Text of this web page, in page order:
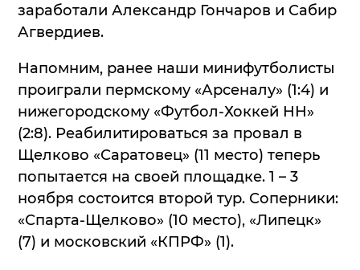
заработали Александр Гончаров и Сабир
Агвердиев.
Напомним, ранее наши минифутболисты
проиграли пермскому «Арсеналу» (1:4) и
нижегородскому «Футбол-Хоккей НН»
(2:8). Реабилитироваться за провал в
Щелково «Саратовец» (11 место) теперь
попытается на своей площадке. 1 – 3
ноября состоится второй тур. Соперники:
«Спарта-Щелково» (10 место), «Липецк»
(7) и московский «КПРФ» (1).